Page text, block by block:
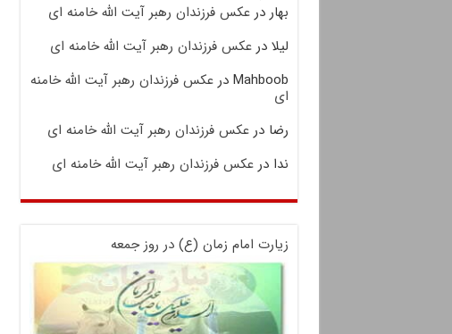
بهار درعکس فرزندان رهبر آیت الله خامنه ای
لیلا درعکس فرزندان رهبر آیت الله خامنه ای
Mahboob درعکس فرزندان رهبر آیت الله خامنه
ای
رضا درعکس فرزندان رهبر آیت الله خامنه ای
ندا درعکس فرزندان رهبر آیت الله خامنه ای
زیارت امام زمان (ع) در روز جمعه